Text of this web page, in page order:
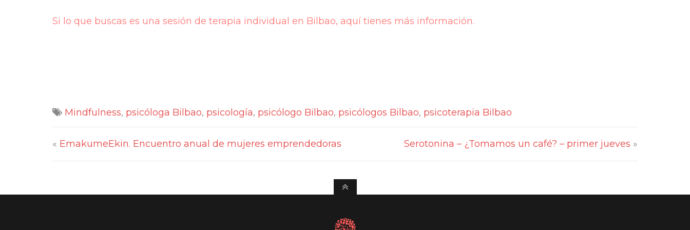
Si lo que buscas es una sesión de terapia individual en Bilbao, aquí tienes más información.
Mindfulness, psicóloga Bilbao, psicología, psicólogo Bilbao, psicólogos Bilbao, psicoterapia Bilbao
« EmakumeEkin. Encuentro anual de mujeres emprendedoras Serotonina – ¿Tomamos un café? – primer jueves »